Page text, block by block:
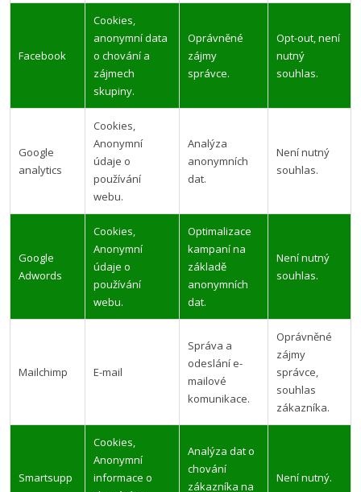
Facebook
Cookies,
anonymní data
o chování a
zájmech
skupiny.
Oprávněné
zájmy
správce.
Opt-out, není
nutný
souhlas.
Google
analytics
Cookies,
Anonymní
údaje o
používání
webu.
Analýza
anonymních
dat.
Není nutný
souhlas.
Google
Adwords
Cookies,
Anonymní
údaje o
používání
webu.
Optimalizace
kampaní na
základě
anonymních
dat.
Není nutný
souhlas.
Mailchimp E-mail
Správa a
odeslání e-
mailové
komunikace.
Oprávněné
zájmy
správce,
souhlas
zákazníka.
Smartsupp
Cookies,
Anonymní
informace o
Analýza dat o
chování
zákazníka na
Není nutný.